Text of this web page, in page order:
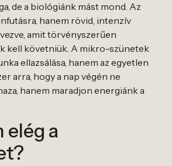
de a biológiánk mást mond. Az
hanem rövid, intenzív
amit törvényszerűen
kell követniük. A mikro-szünetek
ellazsálása, hanem az egyetlen
arra, hogy a nap végén ne
hanem maradjon energiánk a
elég a